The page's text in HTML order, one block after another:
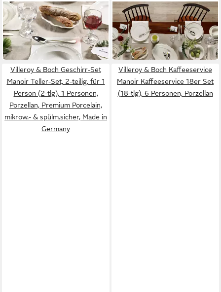
VILLEROY & BOCH
Suppenteller Manoir
Suppenteller 23cm
ab 30,90 €
in 4-5 Werktagen bei dir
VILLEROY & BOCH
Brotteller Manoir Brotteller
ab 25,90 €
in 4-5 Werktagen bei dir
Villeroy & Boch Geschirr-Set
Manoir Teller-Set, 2-teilig, für 1
Person (2-tlg), 1 Personen,
Porzellan, Premium Porcelain,
mikrow.- & spülm.sicher, Made in
Germany
Villeroy & Boch Kaffeeservice
Manoir Kaffeeservice 18er Set
(18-tlg), 6 Personen, Porzellan